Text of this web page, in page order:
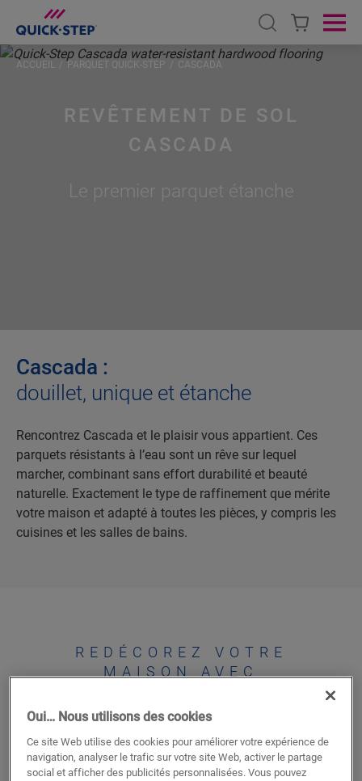
Open search
REVÊTEMENT DE SOL
CASCADA
Le premier parquet étanche
ACCUEIL PARQUET QUICK-STEP CASCADA
Cascada :
douillet, unique et étanche
Rencontrez Cascada et le plaisir vous appartient. Ces
parquets résistants à l’eau sont un rêve sur lequel
marcher, combinant sans effort durabilité et beauté
naturelle. Exactement le type de raffinement que mérite
votre maison et adapté à toutes les pièces, y compris les
cuisines et les salles de bains.
REDÉCOREZ VOTRE
MAISON AVEC
Oui… Nous utilisons des cookies
Ce site Web utilise des cookies pour améliorer votre expérience de
navigation, analyser le trafic sur votre site Web, activer le partage
social et afficher des publicités personnalisées. Vous pouvez